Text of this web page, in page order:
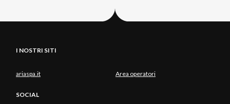
I NOSTRI SITI
ariaspa.it Area operatori
SOCIAL